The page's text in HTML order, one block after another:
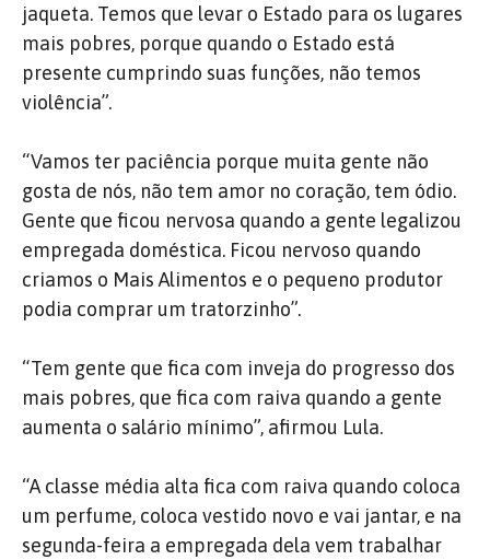
jaqueta. Temos que levar o Estado para os lugares
mais pobres, porque quando o Estado está
presente cumprindo suas funções, não temos
violência”.
“Vamos ter paciência porque muita gente não
gosta de nós, não tem amor no coração, tem ódio.
Gente que ficou nervosa quando a gente legalizou
empregada doméstica. Ficou nervoso quando
criamos o Mais Alimentos e o pequeno produtor
podia comprar um tratorzinho”.
“Tem gente que fica com inveja do progresso dos
mais pobres, que fica com raiva quando a gente
aumenta o salário mínimo”, afirmou Lula.
“A classe média alta fica com raiva quando coloca
um perfume, coloca vestido novo e vai jantar, e na
segunda-feira a empregada dela vem trabalhar